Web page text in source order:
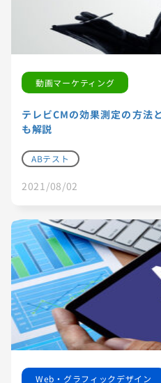
動画マーケティング
テレビCMの効果測定の方法
も解説
ABテスト
2021/08/02
Web・グラフィックデザイン